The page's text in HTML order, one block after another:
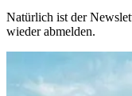
Natürlich ist der
wieder abmelden.